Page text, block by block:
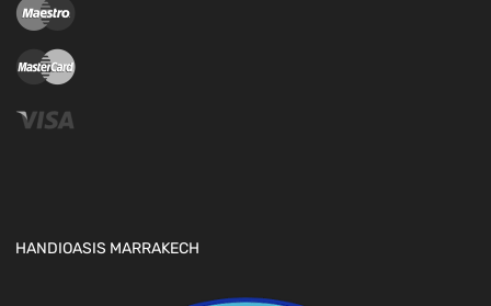
HANDIOASIS MARRAKECH